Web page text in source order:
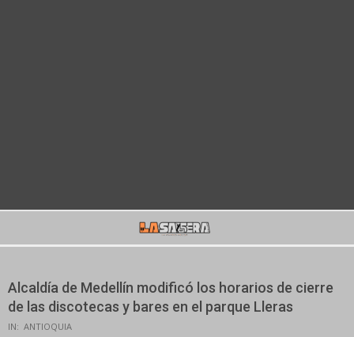
Alcaldía de Medellín modificó los horarios de cierre
de las discotecas y bares en el parque Lleras
IN: ANTIOQUIA